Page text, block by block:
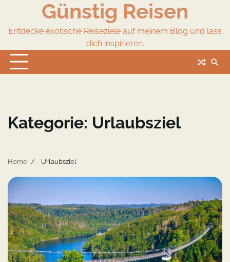
content
Günstig Reisen
Entdecke exotische Reiseziele auf meinem Blog und lass
dich inspirieren.
Kategorie: Urlaubsziel
Home Urlaubsziel